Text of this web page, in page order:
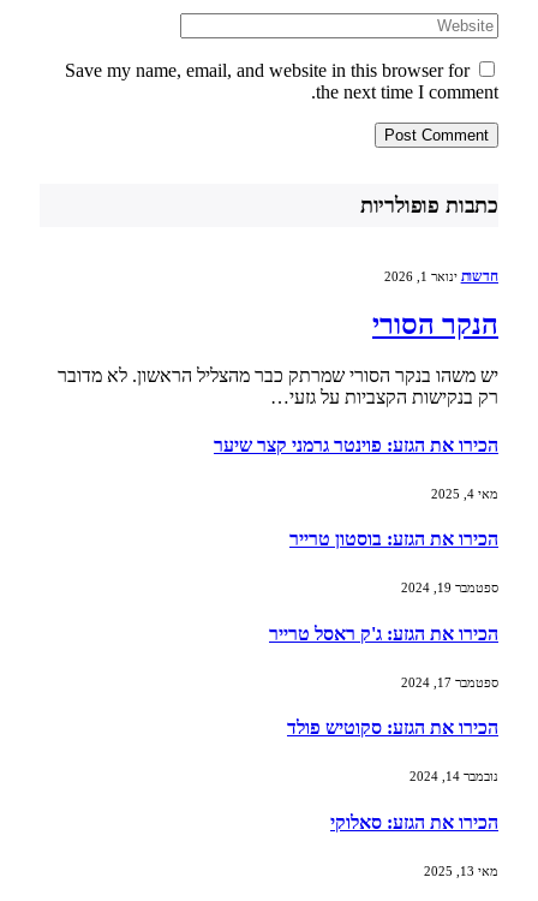
Save my name, email, and website in this browser for
the next time I comment.
כתבות פופולריות
חדשות ינואר 1, 2026
הנקר הסורי
יש משהו בנקר הסורי שמרתק כבר מהצליל הראשון. לא מדובר
רק בנקישות הקצביות על גזעי…
הכירו את הגזע: פוינטר גרמני קצר שיער
מאי 4, 2025
הכירו את הגזע: בוסטון טרייר
ספטמבר 19, 2024
הכירו את הגזע: ג'ק ראסל טרייר
ספטמבר 17, 2024
הכירו את הגזע: סקוטיש פולד
נובמבר 14, 2024
הכירו את הגזע: סאלוקי
מאי 13, 2025